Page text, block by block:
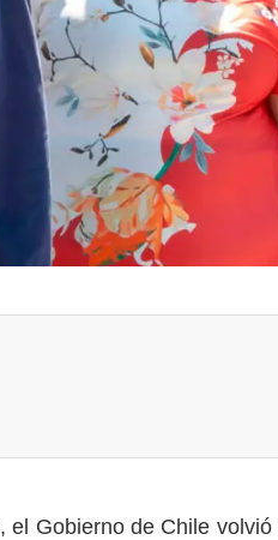
, el Gobierno de Chile volvió